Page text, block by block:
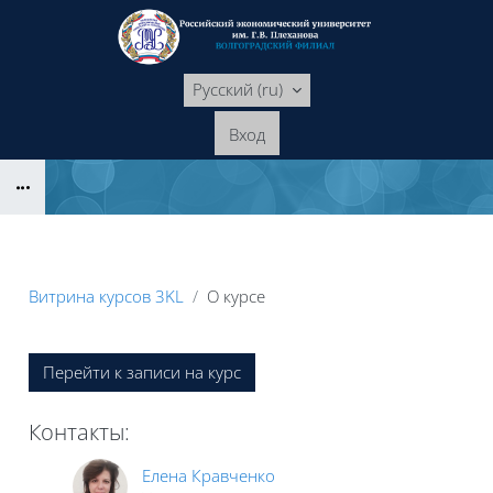
Перейти к основному содержанию
Русский ‎(ru)‎
Вход
Витрина курсов 3KL О курсе
Блоки
Перейти к записи на курс
Контакты:
Елена Кравченко